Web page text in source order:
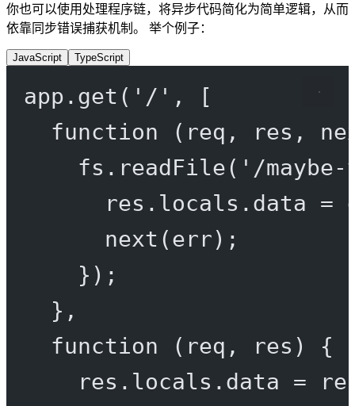
你也可以使用处理程序链，将异步代码简化为简单逻辑，从而
依靠同步错误捕获机制。 举个例子：
JavaScript TypeScript
app. get ( '/' , [
function ( req , res ,
fs. readFile( '/
res.locals.data =
next (err);
});
},
function ( req , res ) {
res.locals.data =